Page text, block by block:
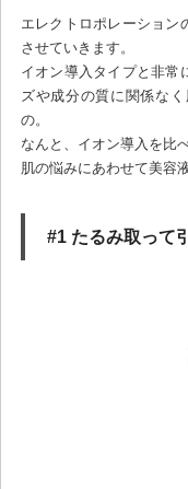
エレクトロポレーション
させていきます。
イオン導入タイプと非常
ズや成分の質に関係な
の。
なんと、イオン導入を比
肌の悩みにあわせて美容
#1 たるみ取って